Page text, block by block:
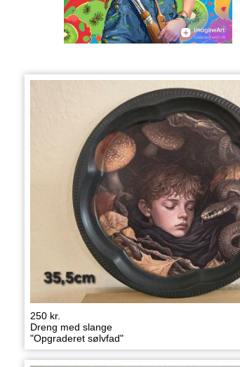
250 kr.
Dreng med slange
"Opgraderet sølvfad"